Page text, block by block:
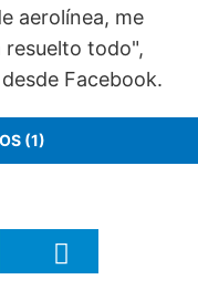
aerolínea, me
resuelto todo",
Facebook.
(1)